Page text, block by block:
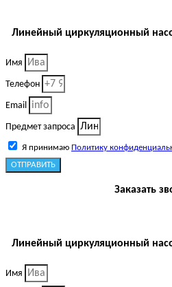
Линейный циркуляционный
Имя
Телефон
Email
Предмет запроса
Я принимаю Политику
ОТПРАВИТЬ
Заказать
Линейный циркуляционный
Имя